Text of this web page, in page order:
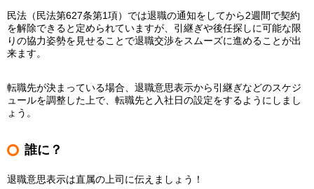
民法（民法第627条第1項）では退職の通知をしてから2週間で契約
を解除できると定められていますが、引継ぎや後任探しに可能な限
りの協力姿勢を見せることで退職交渉をスムーズに進めることが出
来ます。
転職先が決まっている場合、退職意思表示から引継ぎなどのスケジ
ュールを調整した上で、転職先と入社日の設定をするようにしまし
ょう。
誰に？
退職意思表示は直属の上司に伝えましょう！